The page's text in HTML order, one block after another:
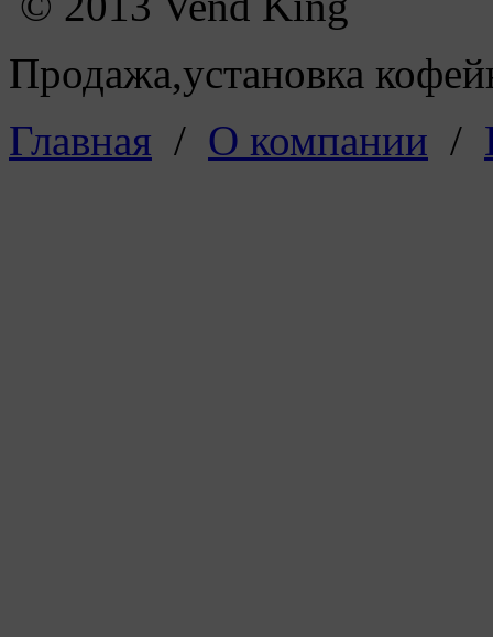
Продажа,установка
Главная / О компании /